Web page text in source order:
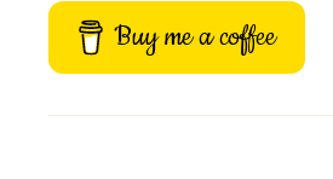
Buy me a coffee